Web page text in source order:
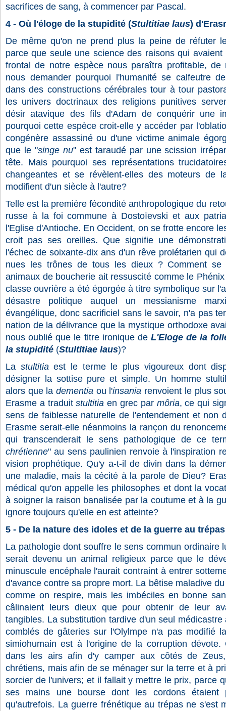
sacrifices de sang, à commencer par Pascal.
4 - Où l'éloge de la stupidité (Stultitiae laus)
De même qu'on ne prend plus la peine de réfuter
parce que seule une science des raisons qui
frontal de notre espèce nous paraîtra profitable,
nous demander pourquoi l'humanité se calfeutre
dans des constructions cérébrales tour à tour
les univers doctrinaux des religions punitives
désir atavique des fils d'Adam de conquérir une
pourquoi cette espèce croit-elle y accéder par
congénère assassiné ou d'une victime animale
que le "singe nu" est taraudé par une scission
tête. Mais pourquoi ses représentations
changeantes et se révèlent-elles des moteurs de
modifient d'un siècle à l'autre?
Telle est la première fécondité anthropologique du
russe à la foi commune à Dostoïevski et aux
l'Eglise d'Antioche. En Occident, on se frotte encore
croit pas ses oreilles. Que signifie une
l'échec de soixante-dix ans d'un rêve prolétarien qui
nues les trônes de tous les dieux ? Comment
animaux de boucherie ait ressuscité comme le
classe ouvrière a été égorgée à titre symbolique sur
désastre politique auquel un messianisme
évangélique, donc sacrificiel sans le savoir, n'a pas
nation de la délivrance que la mystique orthodoxe
nous oublié que le titre ironique de L'Eloge de la
la stupidité (Stultitiae laus)?
La stultitiaest le terme le plus vigoureux dont
désigner la sottise pure et simple. Un homme
alors que ladementia ou l'insania renvoient le plus
Erasme a traduitstultitia en grec par môria, ce qui
sens de faiblesse naturelle de l'entendement et non
Erasme serait-elle néanmoins la rançon du
qui transcenderait le sens pathologique de ce
chrétienne" au sens paulinien renvoie à l'inspiration
vision prophétique. Qu'y a-t-il de divin dans la
une maladie, mais la cécité à la parole de Dieu?
médical qu'on appelle les philosophes et dont la
à soigner la raison banalisée par la coutume et à la
ignore toujours qu'elle en est atteinte?
5 - De la nature des idoles et de la guerre au trépas
La pathologie dont souffre le sens commun ordinaire
serait devenu un animal religieux parce que le
minuscule encéphale l'aurait contraint à entrer
d'avance contre sa propre mort. La bêtise maladive
comme on respire, mais les imbéciles en bonne
câlinaient leurs dieux que pour obtenir de leur
tangibles. La substitution tardive d'un seul
comblés de gâteries sur l'Olylmpe n'a pas modifié
simiohumain est à l'origine de la corruption
dans les airs afin d'y camper aux côtés de
chrétiens, mais afin de se ménager sur la terre et à
sorcier de l'univers; et il fallait y mettre le prix, parce
ses mains une bourse dont les cordons étaient
qu'autrefois. La guerre frénétique au trépas ne s'est